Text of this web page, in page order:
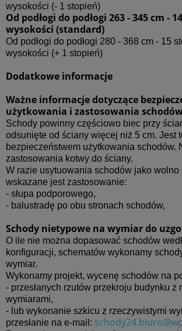
wysokości (- 1 stopień)
Od podłogi do podłogi 263 - 345 cm -
wysokości (standard)
Od podłogi do podłogi 280 - 368 cm - 15
wysokości (+ 1 stopień)
Dodatkowe informacje
Ważne informacje dotyczące
użytkowania i zastosowania
Schody powinny częściowo biec przy
odsunięte od ściany więcej niż 5 cm. Jest
bezpieczeństwem użytkowania schodów.
zastosowania kotwy do ściany.
W razie usytuowania schodów jako wolno
wskazane jest zastosowanie:
- słupa podporowego,
- balustradę po obu stronach schodów,
Schody nietypowe na wymiar do
O ile nie można dopasować schodów
konfiguracji, schematów wykonamy
wymiar.
Wykonamy projekt, wycenę schodów na
- przesłanych rzutów przekroju budynku z
wymiarami,
- lub wykonanie szkicu z rzeczywistymi
przesłanie na e-mail: